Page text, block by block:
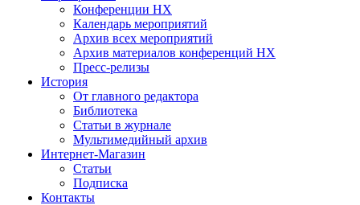
Конференции НХ
Календарь мероприятий
Архив всех мероприятий
Архив материалов конференций НХ
Пресс-релизы
История
От главного редактора
Библиотека
Статьи в журнале
Мультимедийный архив
Интернет-Магазин
Статьи
Подписка
Контакты